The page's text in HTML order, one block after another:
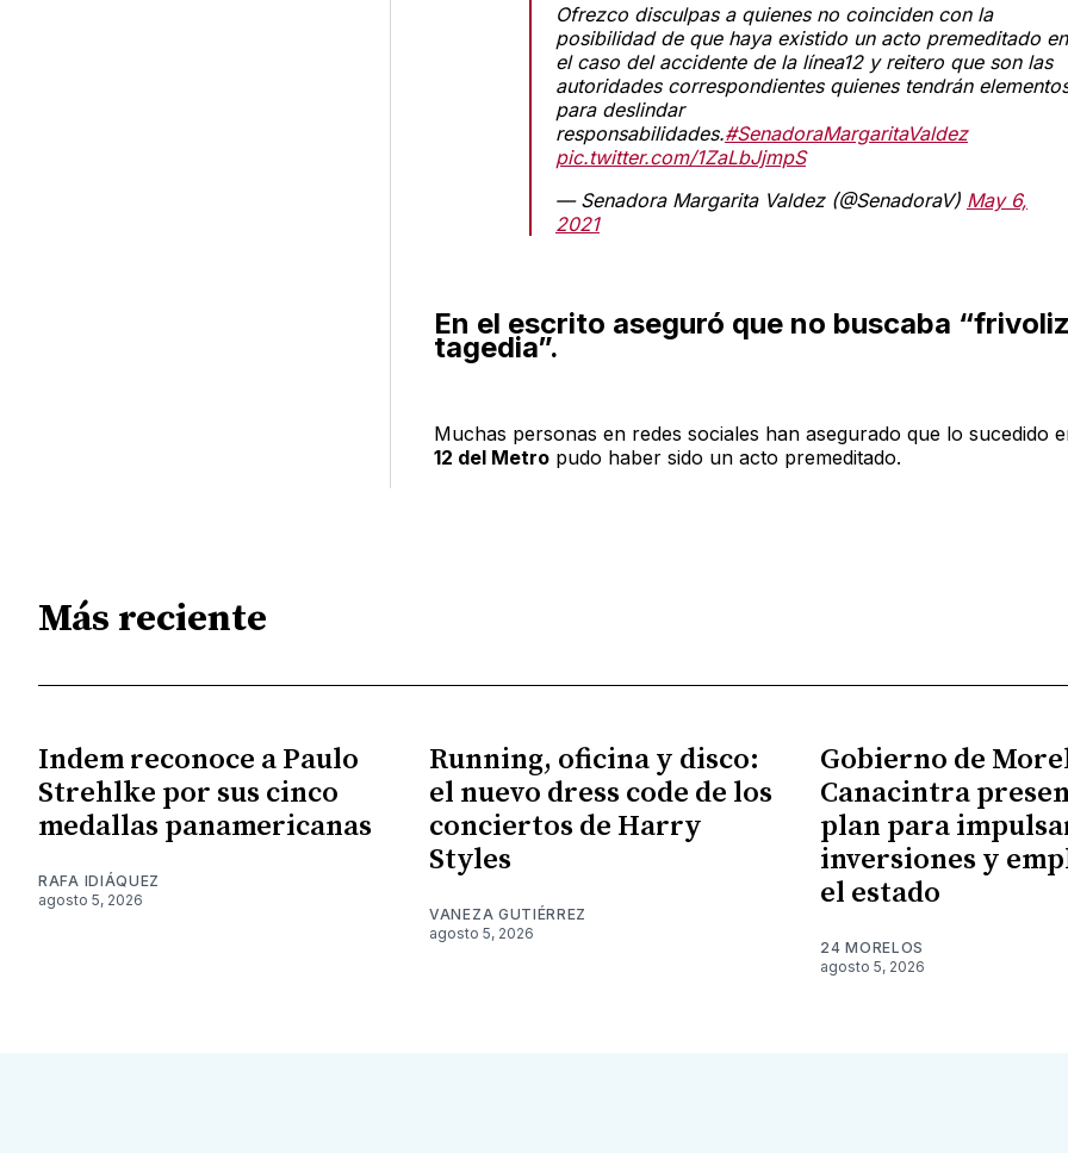
Ofrezco disculpas a quienes no coinciden con la
posibilidad de que haya existido un acto premeditado en
el caso del accidente de la línea12 y reitero que son las
autoridades correspondientes quienes tendrán
para deslindar
responsabilidades.#SenadoraMargaritaValdez
pic.twitter.com/1ZaLbJjmpS
— Senadora Margarita Valdez (@SenadoraV) May 6,
2021
En el escrito aseguró que no buscaba
tagedia”.
Muchas personas en redes sociales han asegurado que lo sucedido
12 del Metropudo haber sido un acto premeditado.
Más reciente
Indem reconoce a Paulo
Strehlke por sus cinco
medallas panamericanas
RAFA IDIÁQUEZ
agosto 5, 2026
Running, oficina y disco:
el nuevo dress code de los
conciertos de Harry
Styles
VANEZA GUTIÉRREZ
agosto 5, 2026
Gobierno de
Canacintra
plan para
inversiones y
el estado
24 MORELOS
agosto 5, 2026